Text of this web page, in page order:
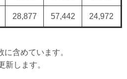
28,877 57,442 24,972
含めています。
します。